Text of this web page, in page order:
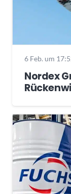
6 Feb. um
Nordex